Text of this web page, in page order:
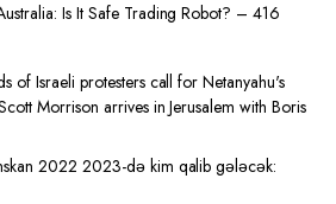
Is It Safe Trading Robot? – 416
of Israeli protesters call for Netanyahu's
Morrison arrives in Jerusalem with Boris
2022 2023-də kim qalib gələcək: